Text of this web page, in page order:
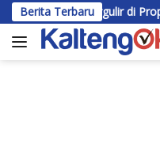
Langsung
ke
konten
Berita Terbaru
Bergulir di Propam Polda